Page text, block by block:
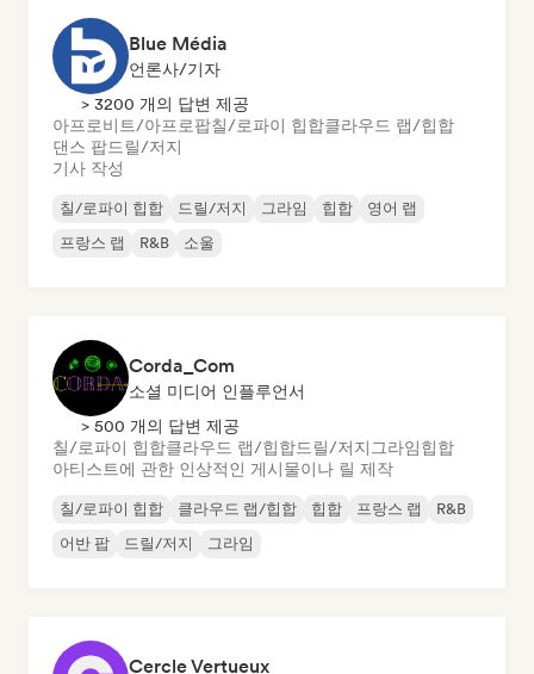
Blue Média
언론사/기자
> 3200 개의 답변 제공
아프로비트/아프로팝칠/로파이 힙합클라우드 랩/힙합
댄스 팝드릴/저지
기사 작성
칠/로파이 힙합 드릴/저지 그라임 힙합
영어 랩
프랑스 랩
R&B 소울
Corda_Com
소셜 미디어 인플루언서
> 500 개의 답변 제공
칠/로파이 힙합클라우드 랩/힙합드릴/저지 그라임힙합
아티스트에 관한 인상적인 게시물이나 릴 제작
칠/로파이 힙합 클라우드 랩/힙합 힙합 프랑스 랩
R&B
어반 팝
드릴/저지 그라임
Cercle Vertueux